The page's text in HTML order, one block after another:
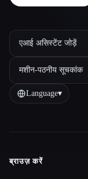
एआई असिस्टेंट जोड़ें
मशीन-पठनीय सूचकांक
Language▾
Site
ब्राउज़ करें